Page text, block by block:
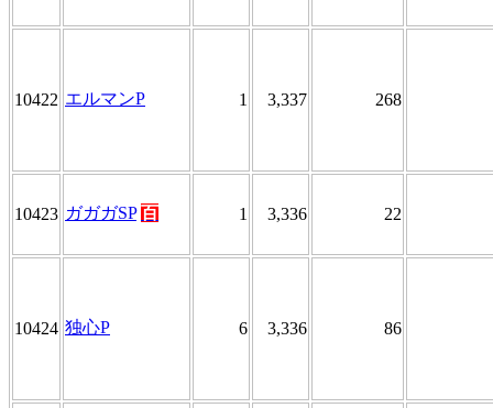
10422 エルマンP 1 3,337 268
10423 ガガガSP 百 1 3,336 22
10424 独心P 6 3,336 86